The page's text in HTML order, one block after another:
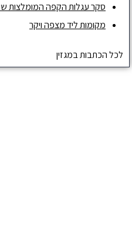
סקר עגלות הקפה המומלצות של
מקומות ליד מצפה ויקר
לכל הכתבות במגזין